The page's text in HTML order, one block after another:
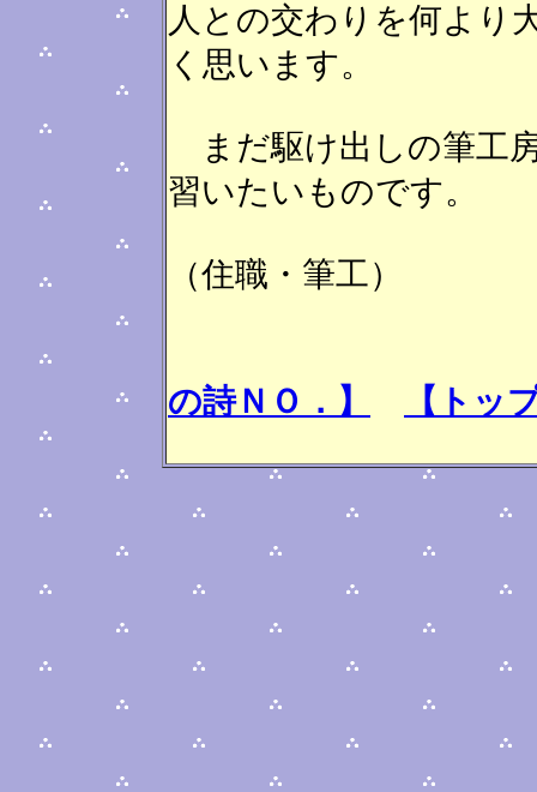
人との交わりを何より
く思います。
まだ駆け出しの筆工
習いたいものです。
（住職・筆工）
の詩ＮＯ．】 【トッ